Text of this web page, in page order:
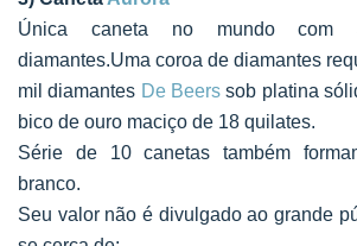
Única caneta no mundo com
diamantes.Uma coroa de diamantes
mil diamantes De Beerssob platina
bico de ouro maciço de 18 quilates.
Série de 10 canetas também
branco.
Seu valor não é divulgado ao grande